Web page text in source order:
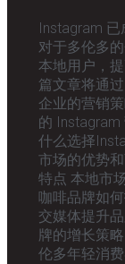
Instagram
对于多伦多
本地用户，
篇文章将通
企业的营销
的 Instagram
什么选择
市场的优势
特点 本地市
咖啡品牌如
交媒体提升
牌的增长策
伦多年轻消